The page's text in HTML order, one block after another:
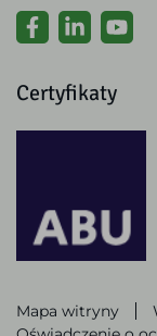
Certyfikaty
Mapa witryny